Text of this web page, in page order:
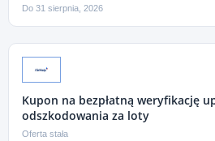
Do 31 sierpnia, 2026
Kupon na bezpłatną weryfikację
odszkodowania za loty
Oferta stała